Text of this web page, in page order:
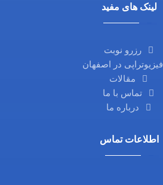
لینک های مفید
رزرو نوبت
فیزیوتراپی در اصفهان
مقالات
تماس با ما
درباره ما
اطلاعات تماس